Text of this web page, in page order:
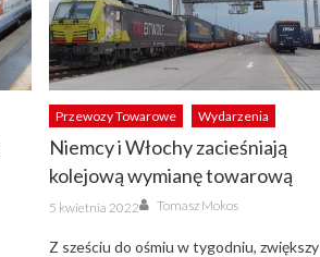
Przewozy Towarowe Wydarzenia
Niemcy i Włochy zacieśniają
kolejową wymianę towarową
Posted
on
5 kwietnia 2022 Author
Tomasz Mokos
Z sześciu do ośmiu w tygodniu, zwiększy